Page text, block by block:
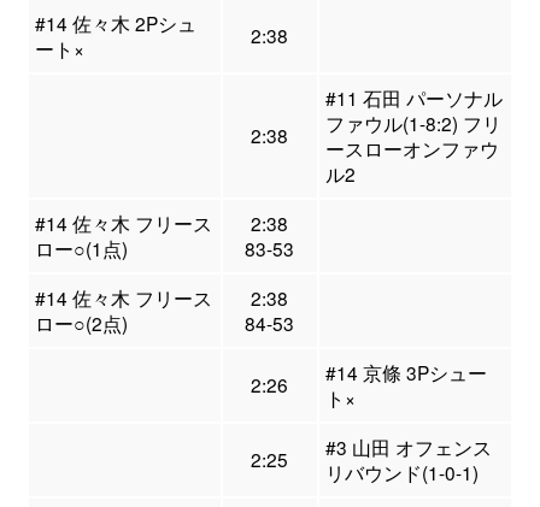
#14 佐々木 2Pシュ
ート×
2:38
2:38
#11 石田 パーソナル
ファウル(1-8:2) フリ
ースローオンファウ
ル2
#14 佐々木 フリース
ロー○(1点)
2:38
83-53
#14 佐々木 フリース
ロー○(2点)
2:38
84-53
2:26
#14 京條 3Pシュー
ト×
2:25
#3 山田 オフェンス
リバウンド(1-0-1)